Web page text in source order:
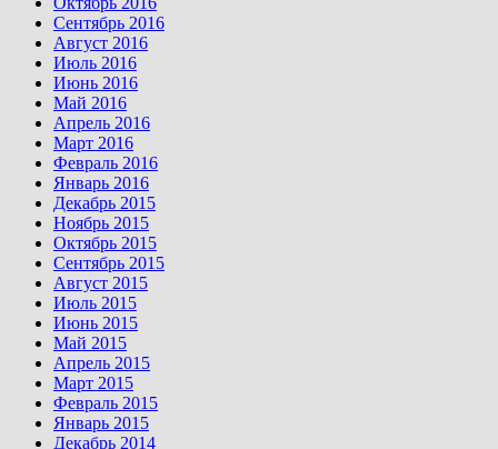
Сентябрь 2016
Август 2016
Июль 2016
Июнь 2016
Май 2016
Апрель 2016
Март 2016
Февраль 2016
Январь 2016
Декабрь 2015
Ноябрь 2015
Октябрь 2015
Сентябрь 2015
Август 2015
Июль 2015
Июнь 2015
Май 2015
Апрель 2015
Март 2015
Февраль 2015
Январь 2015
Декабрь 2014